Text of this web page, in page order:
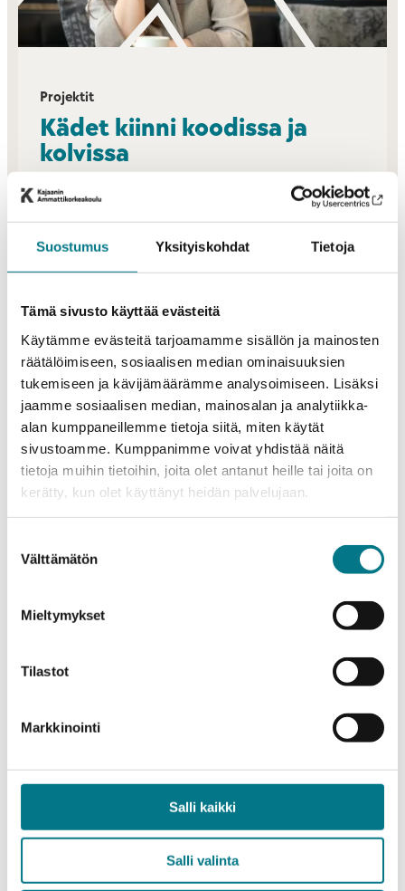
Suostumus Yksityiskohdat Tietoja
Tämä sivusto käyttää evästeitä
Käytämme evästeitä tarjoamamme sisällön ja mainosten
räätälöimiseen, sosiaalisen median ominaisuuksien
tukemiseen ja kävijämäärämme analysoimiseen. Lisäksi
jaamme sosiaalisen median, mainosalan ja analytiikka-
alan kumppaneillemme tietoja siitä, miten käytät
sivustoamme. Kumppanimme voivat yhdistää näitä
tietoja muihin tietoihin, joita olet antanut heille tai joita on
kerätty, kun olet käyttänyt heidän palvelujaan.
valinta
Välttämätön
Mieltymykset
Tilastot
Markkinointi
Salli kaikki
Salli valinta
Projektit
Kädet kiinni koodissa ja
kolvissa
Opinnoissa pääset työskentelemään erilaisissa
projekteissa, joissa opittua teoriaa sovelletaan
käytännössä hihat käärittynä. Peliteknologian
projekteissa saat käyttöösi mm. uusimman VR-
sensoreihin ja IoT-ratkaisuihin.
Pelialan tradenomikoulutus
pelialaa myös tradenomina. Tietojenkäsittelyn
graafikoksi, ohjelmoijaksi tai tuottajaksi.
LUE LISÄÄ TRADENOMIKOULUTUKSESTA